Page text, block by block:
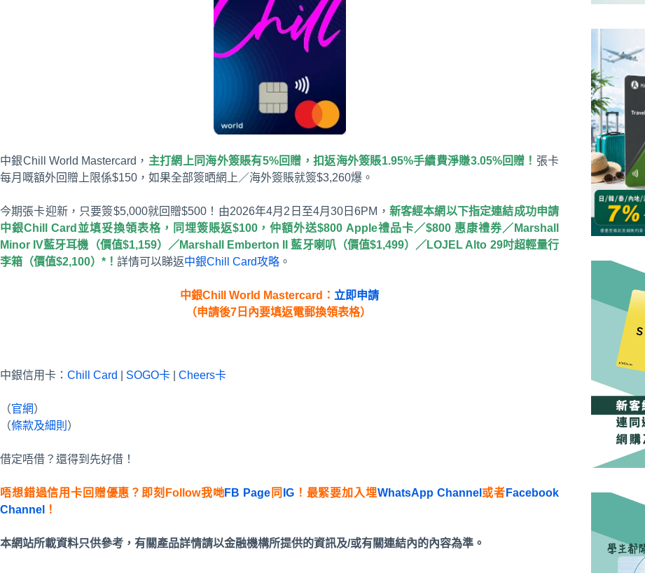
中銀Chill World Mastercard， 主打網上同海外簽賬有5%回贈，扣返海外簽賬1.95%手續費淨賺3.05%回贈！ 張卡
每月嘅額外回贈上限係$150，如果全部簽晒網上／海外簽賬就簽$3,260爆。
今期張卡迎新，只要簽$5,000就回贈$500！由2026年4月2日至4月30日6PM， 新客經本網以下指定連結成功申請
中銀Chill Card並填妥換領表格，同埋簽賬返$100，仲額外送$800 Apple禮品卡／$800 惠康禮券／Marshall
Minor IV藍牙耳機（價值$1,159）／Marshall Emberton II 藍牙喇叭（價值$1,499）／LOJEL Alto 29吋超輕量行
李箱（價值$2,100）*！ 詳情可以睇返中銀Chill Card攻略 。
中銀Chill World Mastercard： 立即申請
（申請後7日內要填返電郵換領表格）
中銀信用卡： Chill Card SOGO卡 Cheers卡
（官網）
（條款及細則 ）
借定唔借？還得到先好借！
唔想錯過信用卡回贈優惠？即刻Follow我哋FB Page 同 IG！最緊要加入埋WhatsApp Channel 或者 Facebook
Channel
！
本網站所載資料只供參考，有關產品詳情請以金融機構所提供的資訊及/或有關連結內的內容為準。